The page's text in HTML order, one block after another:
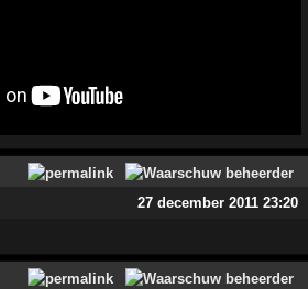
27 december 2011 23:20